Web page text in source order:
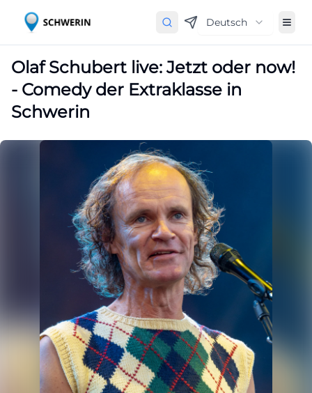
Deutsch
Olaf Schubert live: Jetzt oder now!
- Comedy der Extraklasse in
Schwerin